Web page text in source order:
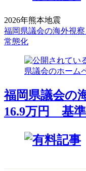
2026年熊本地震
福岡県議会の海外視
常態化
福岡県議会の
16.9万円 基